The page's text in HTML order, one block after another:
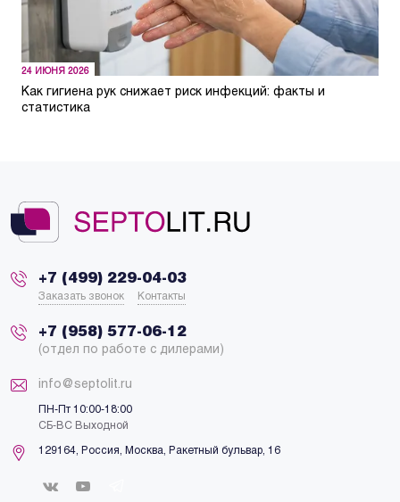
24 ИЮНЯ 2026
Как гигиена рук снижает риск инфекций: факты и
статистика
+7 (499) 229-04-03
Заказать звонок Контакты
+7 (958) 577-06-12
(отдел по работе с дилерами)
info@septolit.ru
ПН-Пт 10:00-18:00
СБ-ВС Выходной
129164, Россия, Москва, Ракетный бульвар, 16